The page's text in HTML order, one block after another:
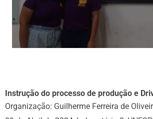
Instrução do processo de produção e
Organização: Guilherme Ferreira de